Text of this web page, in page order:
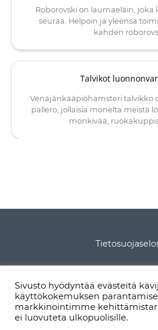
Roborovski on laumaeläin, joka
seuraa. Helpoin ja yleensä
kahden
Talvikot
Venäjänkääpiöhamsteri talvikko
pallero, jollaisia monelta meistä
mönkivää,
Sivukartta
Sivusto hyödyntää evästeitä
käyttökokemuksen
markkinointimme
ei luovuteta ulkopuolisille.